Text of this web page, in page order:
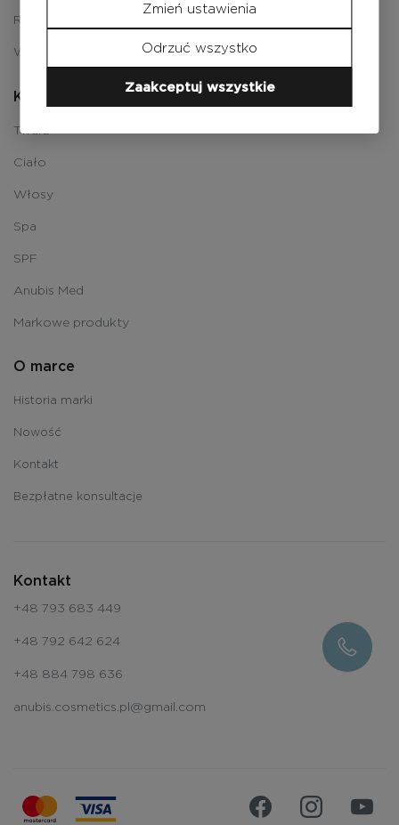
Regulamin
Wysyłka i płatności
Katalog
Twarz
Ciało
Włosy
Spa
SPF
Anubis Med
Markowe produkty
O marce
Historia marki
Nowość
Kontakt
Bezpłatne konsultacje
Kontakt
+48 793 683 449
+48 792 642 624
+48 884 798 636
anubis.cosmetics.pl@gmail.com
Zmień ustawienia
Odrzuć wszystko
Zaakceptuj wszystkie